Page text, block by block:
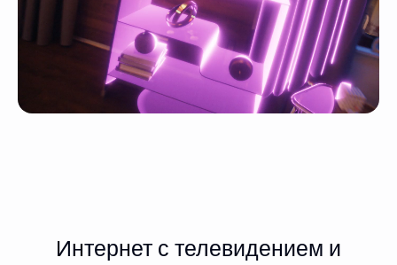
Интернет с телевидением и